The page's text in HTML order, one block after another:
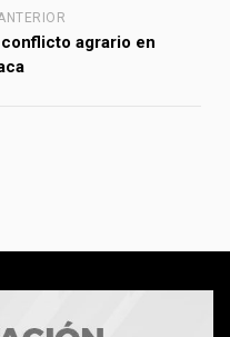
agrario en